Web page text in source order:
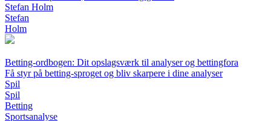
Stefan Holm
Stefan
Holm
Betting-ordbogen: Dit opslagsværk til analyser og bettingfora
Få styr på betting-sproget og bliv skarpere i dine analyser
Spil
Spil
Betting
Sportsanalyse